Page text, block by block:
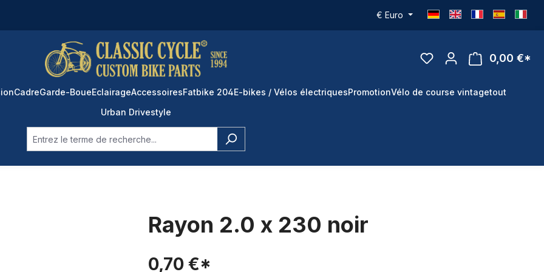
€ Euro
0,00 €*
CadreGarde-BoueEclairageAccessoiresFatbike 204E-bikes / Vélos électriquesPromotionVélo de course vintagetout
Urban Drivestyle
Rayon 2.0 x 230 noir
0,70 €*